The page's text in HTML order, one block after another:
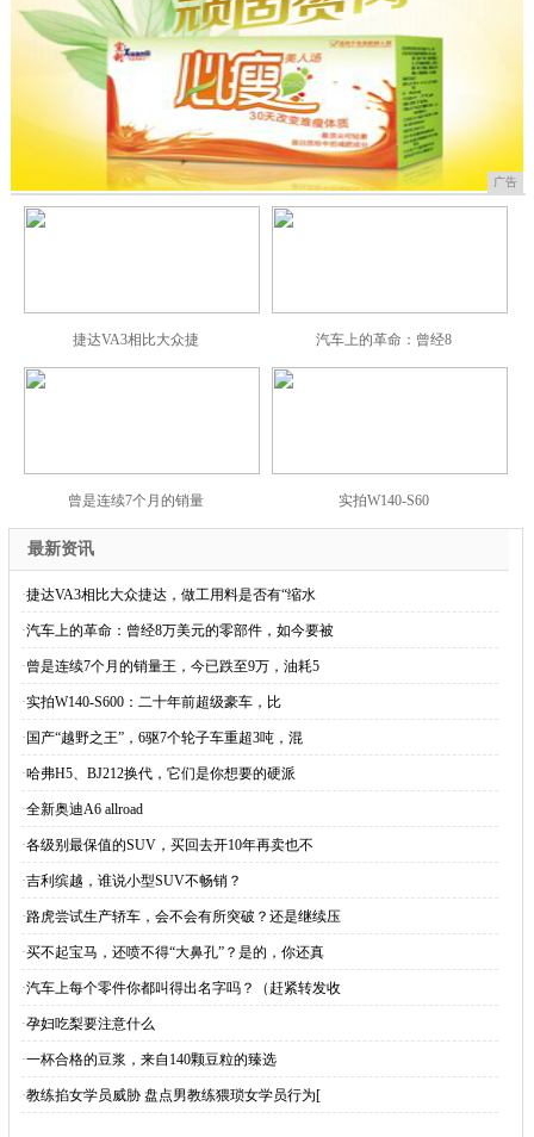
广告
捷达VA3相比大众捷 汽车上的革命：曾经8
曾是连续7个月的销量 实拍W140-S60
最新资讯
·捷达VA3相比大众捷达，做工用料是否有“缩水
·汽车上的革命：曾经8万美元的零部件，如今要被
·曾是连续7个月的销量王，今已跌至9万，油耗5
·实拍W140-S600：二十年前超级豪车，比
· 国产“越野之王”，6驱7个轮子车重超3吨，混
·哈弗H5、BJ212换代，它们是你想要的硬派
·全新奥迪A6 allroad
·各级别最保值的SUV，买回去开10年再卖也不
·吉利缤越，谁说小型SUV不畅销？
·路虎尝试生产轿车，会不会有所突破？还是继续压
·买不起宝马，还喷不得“大鼻孔”？是的，你还真
·汽车上每个零件你都叫得出名字吗？（赶紧转发收
·孕妇吃梨要注意什么
·一杯合格的豆浆，来自140颗豆粒的臻选
·教练掐女学员威胁 盘点男教练猥琐女学员行为[